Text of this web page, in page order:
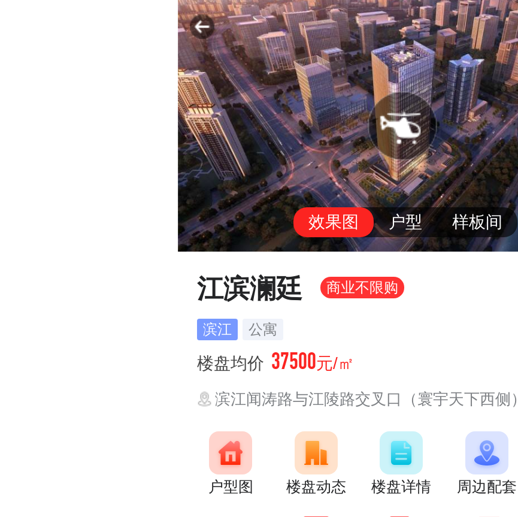
效果图 户型 样板间
江滨澜廷 商业不限购
滨江 公寓
楼盘均价 37500元/㎡
滨江闻涛路与江陵路交叉口（寰宇天下西侧）
户型图 楼盘动态 楼盘详情 周边配套